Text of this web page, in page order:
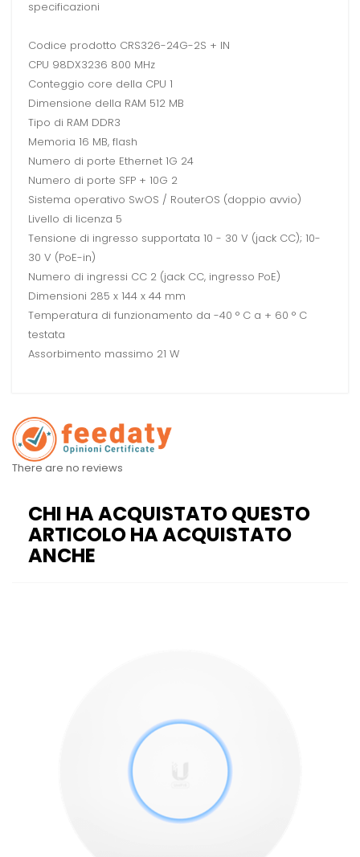
specificazioni
Codice prodotto CRS326-24G-2S + IN
CPU 98DX3236 800 MHz
Conteggio core della CPU 1
Dimensione della RAM 512 MB
Tipo di RAM DDR3
Memoria 16 MB, flash
Numero di porte Ethernet 1G 24
Numero di porte SFP + 10G 2
Sistema operativo SwOS / RouterOS (doppio avvio)
Livello di licenza 5
Tensione di ingresso supportata 10 - 30 V (jack CC); 10-
30 V (PoE-in)
Numero di ingressi CC 2 (jack CC, ingresso PoE)
Dimensioni 285 x 144 x 44 mm
Temperatura di funzionamento da -40 ° C a + 60 ° C
testata
Assorbimento massimo 21 W
There are no reviews
CHI HA ACQUISTATO QUESTO
ARTICOLO HA ACQUISTATO
ANCHE